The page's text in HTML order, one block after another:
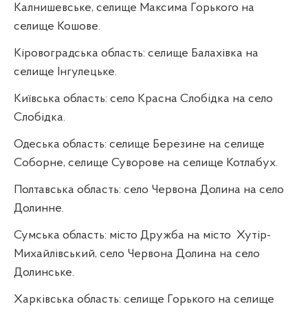
Калнишевське, селище Максима Горького на
селище Кошове.
Кіровоградська область: селище Балахівка на
селище Інгулецьке.
Київська область: село Красна Слобідка на село
Слобідка.
Одеська область: селище Березине на селище
Соборне, селище Суворове на селище Котлабух.
Полтавська область: село Червона Долина на село
Долинне.
Сумська область: місто Дружба на місто Хутір-
Михайлівський, село Червона Долина на село
Долинське.
Харківська область: селище Горького на селище